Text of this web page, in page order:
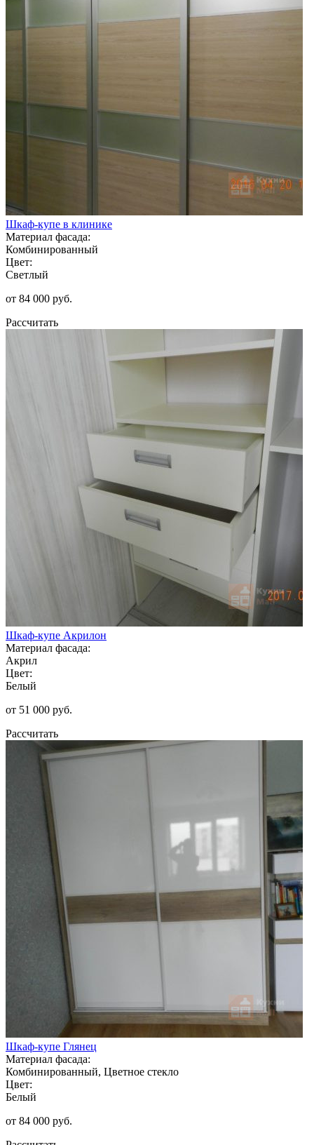
Шкаф-купе в клинике
Материал фасада:
Комбинированный
Цвет:
Светлый
от 84 000 руб.
Рассчитать
Шкаф-купе Акрилон
Материал фасада:
Акрил
Цвет:
Белый
от 51 000 руб.
Рассчитать
Шкаф-купе Глянец
Материал фасада:
Комбинированный, Цветное стекло
Цвет:
Белый
от 84 000 руб.